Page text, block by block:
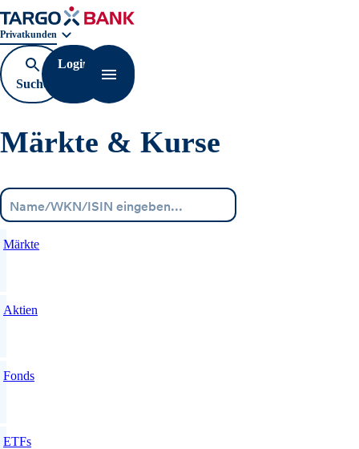
Geschäftsbereichnavigation. Aktuelle Auswahl:
Privatkunden
Suche
öffnen
Login
Navigation öffnen
Märkte & Kurse
Märkte
Aktien
Fonds
ETFs